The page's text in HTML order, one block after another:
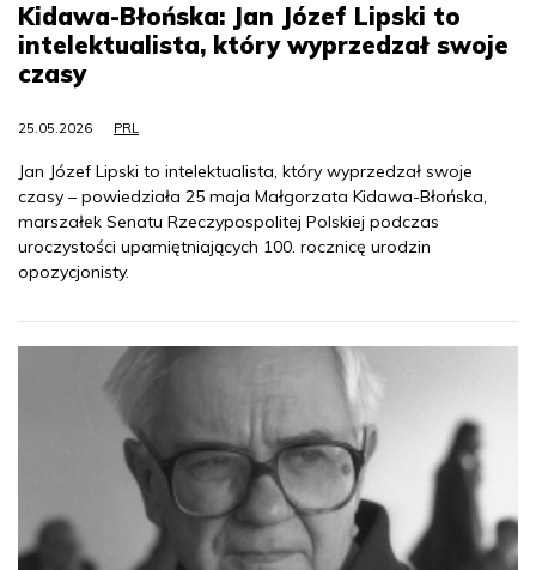
Kidawa-Błońska: Jan Józef Lipski to
intelektualista, który wyprzedzał swoje
czasy
25.05.2026 PRL
Jan Józef Lipski to intelektualista, który wyprzedzał swoje
czasy – powiedziała 25 maja Małgorzata Kidawa-Błońska,
marszałek Senatu Rzeczypospolitej Polskiej podczas
uroczystości upamiętniających 100. rocznicę urodzin
opozycjonisty.